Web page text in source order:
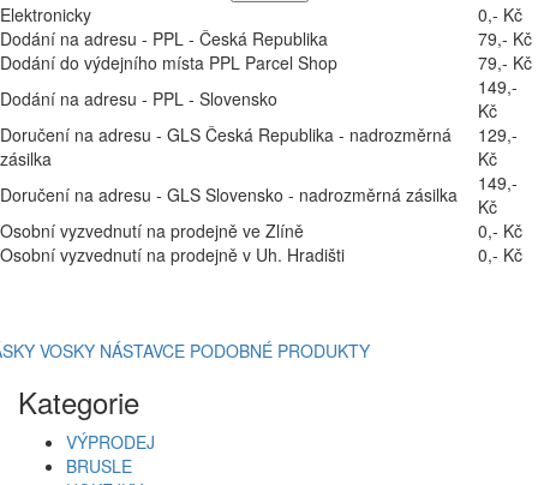
Elektronicky
0,- Kč
Dodání na adresu - PPL - Česká Republika
79,- Kč
Dodání do výdejního místa PPL Parcel Shop
79,- Kč
Dodání na adresu - PPL - Slovensko
149,-
Kč
Doručení na adresu - GLS Česká Republika - nadrozměrná
zásilka
129,-
Kč
Doručení na adresu - GLS Slovensko - nadrozměrná zásilka
149,-
Kč
Osobní vyzvednutí na prodejně ve Zlíně
0,- Kč
Osobní vyzvednutí na prodejně v Uh. Hradišti
0,- Kč
VOSKY NÁSTAVCE PODOBNÉ PRODUKTY
Kategorie
VÝPRODEJ
BRUSLE